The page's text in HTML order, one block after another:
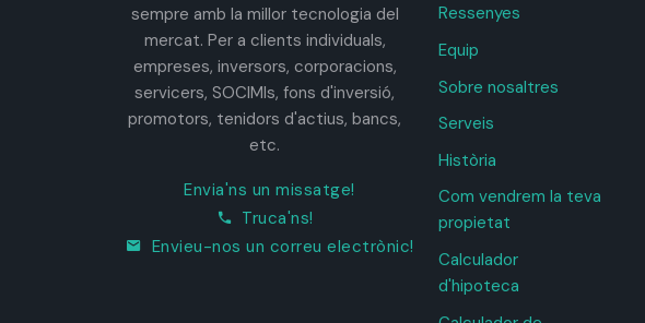
sempre amb la millor tecnologia del
mercat. Per a clients individuals,
empreses, inversors, corporacions,
servicers, SOCIMIs, fons d'inversió,
promotors, tenidors d'actius, bancs,
etc.
Envia'ns un missatge!
Truca'ns!
Envieu-nos un correu electrònic!
Ressenyes
Equip
Sobre nosaltres
Serveis
Història
Com vendrem la teva
propietat
Calculador
d'hipoteca